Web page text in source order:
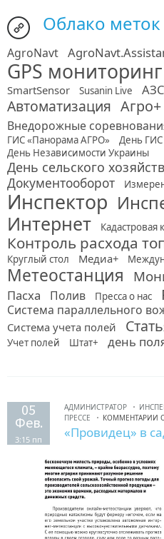
Облако меток
AgroNavt
GPS мониторинг
SmartSensor
Susanin Live АЗС
Автоматизация Агро+
Внедорожные
ГИС «Панорама АГРО»
День ГИС
День Независимости Украины
День сельского
Документооборот
Инспектор
Интернет Кадастровая
Контроль расхода
Круглый стол Медиа+
Метеостанция
Пасха Полив Пресса о нас
Система параллельного
Система учета полей
Учет полей Штат+ день
05
Фев.
3:15 пп
АДМИНИСТРАТОР
ПРЕССЕ
КОММЕНТАРИИ
«Провидец» в